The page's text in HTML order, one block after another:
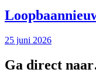
25 juni 2026
Ga direct